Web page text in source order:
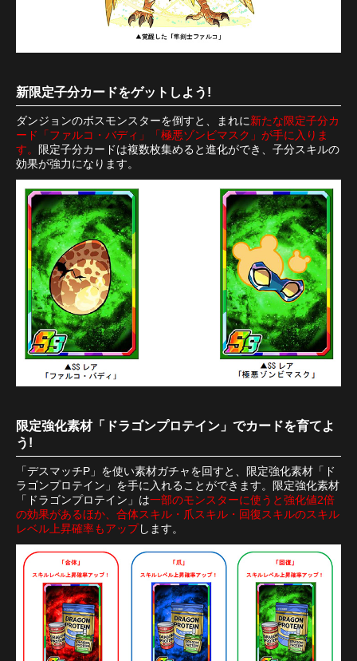
新限定子分カードをゲットしよう!
ダンジョンのボスモンスターを倒すと、まれに新たな限定子分カ
ード「ファルコ・バディ」「極悪ゾンビマスク」が手に入りま
す。
限定子分カードは複数枚集めると進化ができ、子分スキルの
効果が強力になります。
限定強化素材「ドラゴンプロテイン」でカードを育てよ
う!
「デスマッチP」を使い素材ガチャを回すと、限定強化素材「ド
ラゴンプロテイン」を手に入れることができます。限定強化素材
「ドラゴンプロテイン」は一部のモンスターに使うと強化値2倍
の効果があるほか、合体スキル・爪スキル・回復スキルのスキル
レベル上昇確率もアップします。